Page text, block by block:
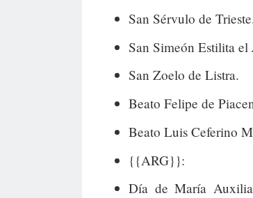
San Sérvulo de
San Simeón Estilita el
San Zoelo de Listra.
Beato Felipe de
Beato Luis Ceferino
{{ARG}}:
Día de María